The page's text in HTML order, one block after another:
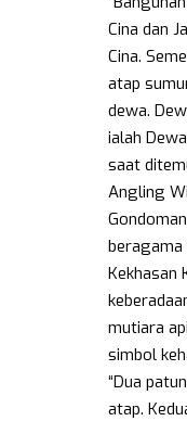
Cina dan
Cina.
atap
dewa.
ialah
saat
Angling
beragama
Kekhasan
mutiara
simbol
“Dua
atap.